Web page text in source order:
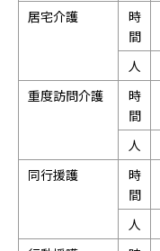
居宅介護
時
間
人
重度訪問介護
時
間
人
同行援護
時
間
人